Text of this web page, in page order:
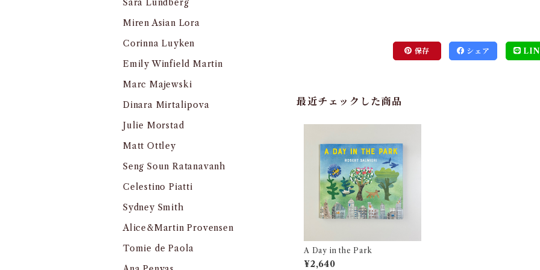
保存 シェア
最近チェックした商品
A Day in the Park
¥2,640
Sara Lundberg
Miren Asian Lora
Corinna Luyken
Emily Winfield Martin
Marc Majewski
Dinara Mirtalipova
Julie Morstad
Matt Ottley
Seng Soun Ratanavanh
Celestino Piatti
Sydney Smith
Alice&Martin Provensen
Tomie de Paola